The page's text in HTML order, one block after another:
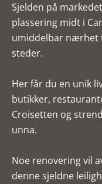
Sjelden på
plassering midt i
umiddelbar nærhet
steder.
Her får du en unik
butikker,
Croisetten og
unna.
Noe renovering vil
denne sjeldne